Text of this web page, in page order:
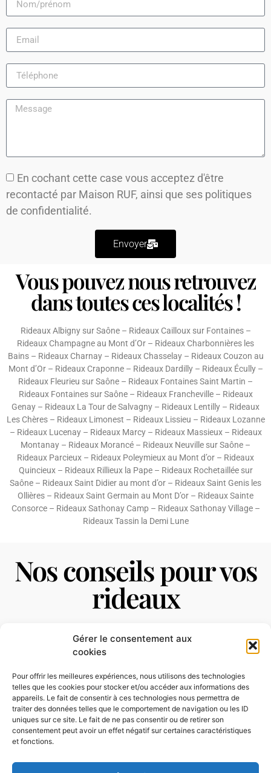
Gérer le consentement aux
cookies
Pour offrir les meilleures expériences, nous utilisons des technologies
telles que les cookies pour stocker et/ou accéder aux informations des
appareils. Le fait de consentir à ces technologies nous permettra de
traiter des données telles que le comportement de navigation ou les ID
uniques sur ce site. Le fait de ne pas consentir ou de retirer son
consentement peut avoir un effet négatif sur certaines caractéristiques
et fonctions.
En cochant cette case vous acceptez d'être
recontacté par Maison RUF, ainsi que ses politiques
de confidentialité.
Envoyer
Vous pouvez nous retrouvez
dans toutes ces localités !
Rideaux Albigny sur Saône– Rideaux Cailloux sur Fontaines–
Rideaux Champagne au Mont d’Or – Rideaux Charbonnières les
Bains– Rideaux Charnay– Rideaux Chasselay– Rideaux Couzon au
Mont d’Or– Rideaux Craponne– Rideaux Dardilly– Rideaux Écully–
Rideaux Fleurieu sur Saône – Rideaux Fontaines Saint Martin –
Rideaux Fontaines sur Saône– Rideaux Francheville– Rideaux
Genay – Rideaux La Tour de Salvagny – Rideaux Lentilly – Rideaux
Les Chères– Rideaux Limonest – Rideaux Lissieu – Rideaux Lozanne
– Rideaux Lucenay– Rideaux Marcy– Rideaux Massieux– Rideaux
Montanay – Rideaux Morancé – Rideaux Neuville sur Saône –
Rideaux Parcieux – Rideaux Poleymieux au Mont d’or – Rideaux
Quincieux– Rideaux Rillieux la Pape– Rideaux Rochetaillée sur
Saône – Rideaux Saint Didier au mont d’or – Rideaux Saint Genis les
Ollières – Rideaux Saint Germain au Mont D’or – Rideaux Sainte
Consorce– Rideaux Sathonay Camp – Rideaux Sathonay Village–
Rideaux Tassin la Demi Lune
Nos conseils pour vos
rideaux
Rideaux Caluire et Cuire